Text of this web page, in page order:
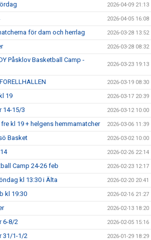
2026-04-09 21:13
2026-04-05 16:08
för dam och herrlag 2026-03-28 13:52
2026-03-28 08:32
Påsklov Basketball Camp -
2026-03-23 19:13
2026-03-19 08:30
19 2026-03-17 20:39
14-15/3 2026-03-12 10:00
kl 19 + helgens hemmamatcher 2026-03-06 11:39
Basket 2026-03-02 10:00
2026-02-26 22:14
Camp 24-26 feb 2026-02-23 12:17
kl 13:30 i Älta 2026-02-20 20:41
kl 19:30 2026-02-16 21:27
2026-02-13 18:20
6-8/2 2026-02-05 15:16
31/1-1/2 2026-01-29 18:29